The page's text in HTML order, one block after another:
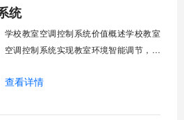
态光照追踪实时捕捉室外照度参数。光照
统
学校教室空调控制系统价值概述学校教室
空调控制系统实现教室环境智能调节，提
管理全校空调设备，远程监控运行状态，
警。管理人员通过平台统一管控，减少人
查看详情